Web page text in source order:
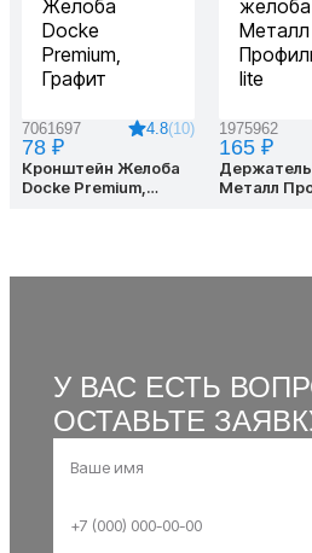
7061697 4.8(10)
78 ₽
Кронштейн Желоба
Docke Premium,
1975962
165 ₽
Металл
У ВАС ЕСТЬ
ОСТАВЬТЕ